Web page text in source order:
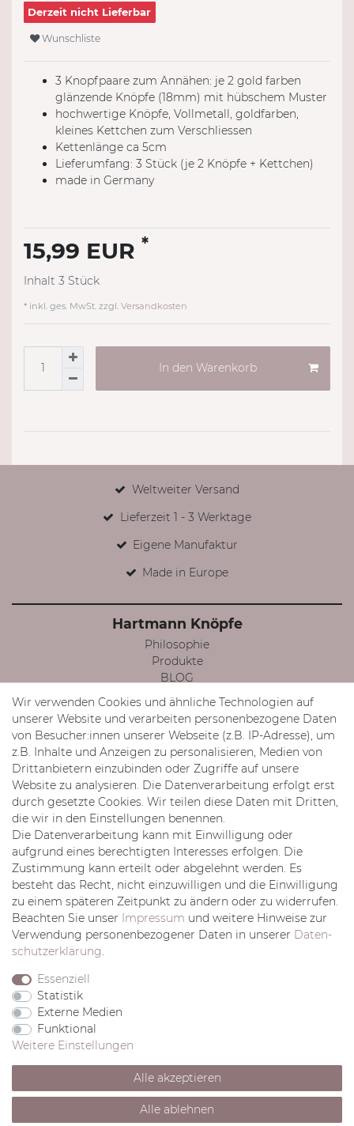
Derzeit nicht Lieferbar
Wunschliste
3 Knopfpaare zum Annähen: je 2 gold farben
glänzende Knöpfe (18mm) mit hübschem Muster
hochwertige Knöpfe, Vollmetall, goldfarben,
kleines Kettchen zum Verschliessen
Kettenlänge ca 5cm
Lieferumfang: 3 Stück (je 2 Knöpfe + Kettchen)
made in Germany
15,99 EUR *
Inhalt 3 Stück
* inkl. ges. MwSt. zzgl. Versandkosten
In den Warenkorb
Weltweiter Versand
Lieferzeit 1 - 3 Werktage
Eigene Manufaktur
Made in Europe
Hartmann Knöpfe
Philosophie
Produkte
BLOG
Instagram
Mein Konto
Registrieren
Login
Mein Konto
Wunschliste
Kontakt Formular
Rechtliches
AGB
Impressum
Datenschutz
Widerrufsrecht
Zahlung & Versand
© Copyright 2020 W.M.Hartmann Inhaber Katja Schmid e.K..
Alle Rechte vorbehalten.
webdesign by 3W FUTURE
Wir verwenden Cookies und ähnliche Technologien auf
unserer Website und verarbeiten personenbezogene Daten
von Besucher:innen unserer Webseite (z.B. IP-Adresse), um
z.B. Inhalte und Anzeigen zu personalisieren, Medien von
Drittanbietern einzubinden oder Zugriffe auf unsere
Website zu analysieren. Die Datenverarbeitung erfolgt erst
durch gesetzte Cookies. Wir teilen diese Daten mit Dritten,
die wir in den Einstellungen benennen.
Die Datenverarbeitung kann mit Einwilligung oder
aufgrund eines berechtigten Interesses erfolgen. Die
Zustimmung kann erteilt oder abgelehnt werden. Es
besteht das Recht, nicht einzuwilligen und die Einwilligung
zu einem späteren Zeitpunkt zu ändern oder zu widerrufen.
Beachten Sie unser Impressum und weitere Hinweise zur
Verwendung personenbezogener Daten in unserer Daten­
schutz­erklärung.
Essenziell
Statistik
Externe Medien
Funktional
Weitere Einstellungen
Alle akzeptieren
Alle ablehnen